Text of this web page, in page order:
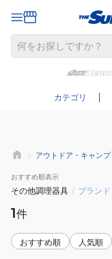
カテゴリ
アウトドア・キャンプ
おすすめ順表示
その他調理器具 / ブランド
1件
おすすめ順 人気順